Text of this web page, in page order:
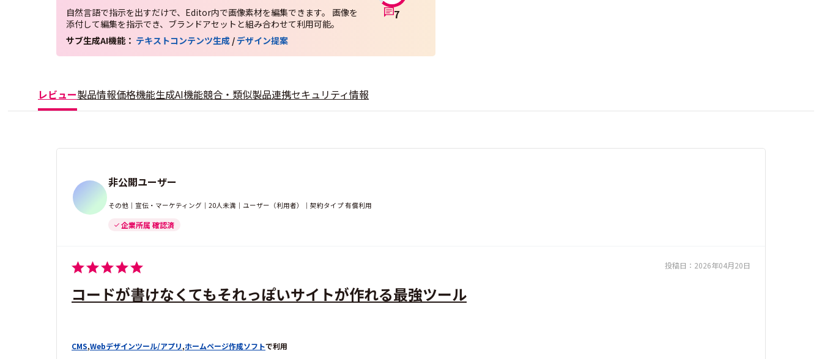
自然言語で指示を出すだけで、Editor内で画像素材を編集できます。 画像を
添付して編集を指示でき、ブランドアセットと組み合わせて利用可能。
7
サブ生成AI機能： テキストコンテンツ生成 /デザイン提案
レビュー製品情報価格機能生成AI機能競合・類似製品連携セキュリティ情報
非公開ユーザー
その他｜宣伝・マーケティング｜20人未満｜ユーザー（利用者）｜契約タイプ 有償利用
企業所属 確認済
投稿日： 2026年04月20日
コードが書けなくてもそれっぽいサイトが作れる最強ツール
CMS,Webデザインツール/アプリ,ホームページ作成ソフトで利用